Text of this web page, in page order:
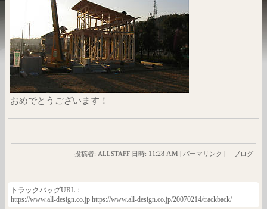
おめでとうございます！
投稿者: ALLSTAFF 日時: 11:28 AM | パーマリンク | ブログ
トラックバッグURL：
https://www.all-design.co.jp https://www.all-design.co.jp/20070214/trackback/